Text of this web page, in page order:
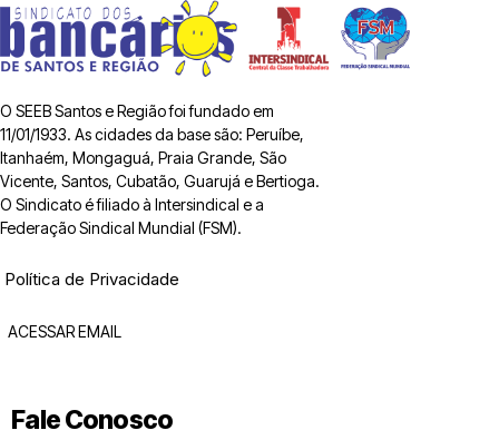
O SEEB Santos e Região foi fundado em
11/01/1933. As cidades da base são: Peruíbe,
Itanhaém, Mongaguá, Praia Grande, São
Vicente, Santos, Cubatão, Guarujá e Bertioga.
O Sindicato é filiado à Intersindical e a
Federação Sindical Mundial (FSM).
Política de Privacidade
ACESSAR EMAIL
Fale Conosco